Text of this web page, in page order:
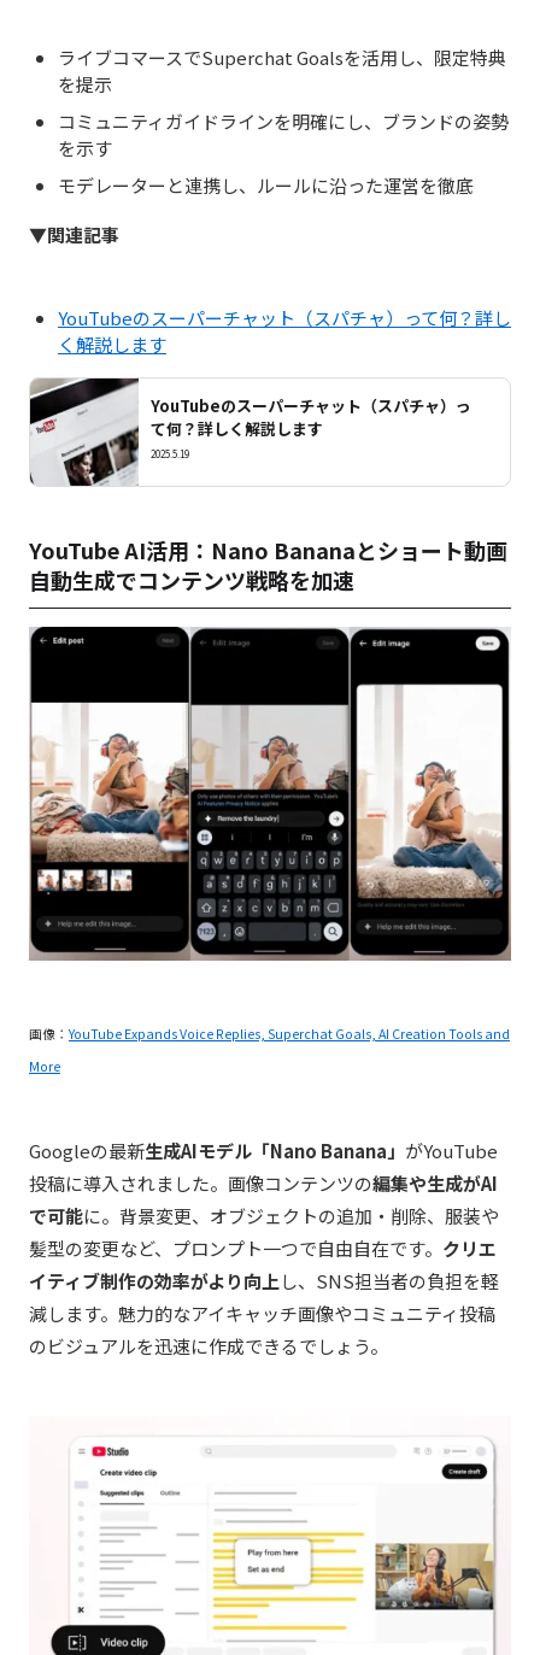
ライブコマースでSuperchat Goalsを活用し、限定特典
を提示
コミュニティガイドラインを明確にし、ブランドの姿勢
を示す
モデレーターと連携し、ルールに沿った運営を徹底
▼関連記事
YouTubeのスーパーチャット（スパチャ）って何？詳し
く解説します
YouTubeのスーパーチャット（スパチャ）っ
て何？詳しく解説します
2025.5.19
YouTube AI活用：Nano Bananaとショート動画
自動生成でコンテンツ戦略を加速
画像：YouTube Expands Voice Replies, Superchat Goals, AI Creation Tools and
More
Googleの最新生成AIモデル「Nano Banana」 がYouTube
投稿に導入されました。画像コンテンツの編集や生成がAI
で可能に。背景変更、オブジェクトの追加・削除、服装や
髪型の変更など、プロンプト一つで自由自在です。 クリエ
イティブ制作の効率がより向上し、SNS担当者の負担を軽
減します。魅力的なアイキャッチ画像やコミュニティ投稿
のビジュアルを迅速に作成できるでしょう。